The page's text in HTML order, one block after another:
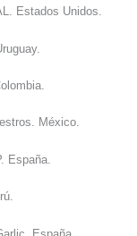
Estados Unidos.
México.
España.